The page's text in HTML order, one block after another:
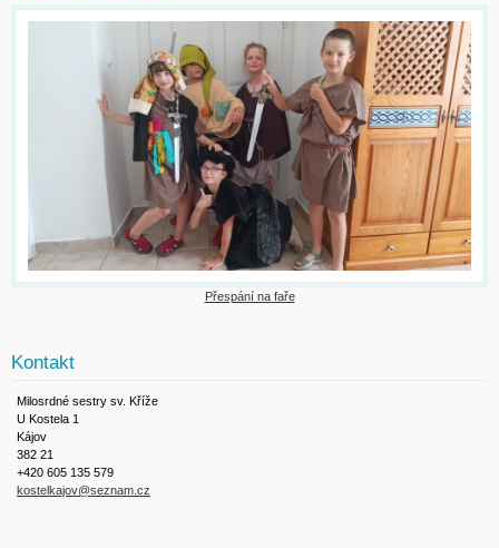
Přespání na faře
Kontakt
Milosrdné sestry sv. Kříže
U Kostela 1
Kájov
382 21
+420 605 135 579
kostelkajov@seznam.cz